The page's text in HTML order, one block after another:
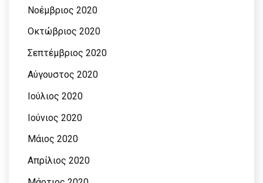
Νοέμβριος 2020
Οκτώβριος 2020
Σεπτέμβριος 2020
Αύγουστος 2020
Ιούλιος 2020
Ιούνιος 2020
Μάιος 2020
Απρίλιος 2020